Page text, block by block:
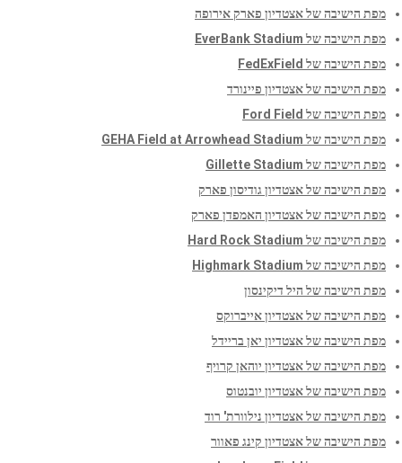
מפת הישיבה של אצטדיון פארק אירופה
מפת הישיבה של EverBank Stadium
מפת הישיבה של FedExField
מפת הישיבה של אצטדיון פיינורד
מפת הישיבה של Ford Field
מפת הישיבה של GEHA Field at Arrowhead Stadium
מפת הישיבה של Gillette Stadium
מפת הישיבה של אצטדיון גודיסון פארק
מפת הישיבה של אצטדיון האמפדן פארק
מפת הישיבה של Hard Rock Stadium
מפת הישיבה של Highmark Stadium
מפת הישיבה של היל דיקינסון
מפת הישיבה של אצטדיון אייברוקס
מפת הישיבה של אצטדיון יאן בריידל
מפת הישיבה של אצטדיון יוהאן קרויף
מפת הישיבה של אצטדיון יובנטוס
מפת הישיבה של אצטדיון נילוורת' רוד
מפת הישיבה של אצטדיון קינג פאוור